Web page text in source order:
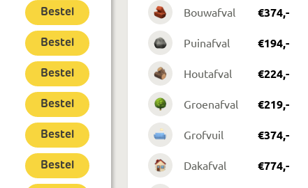
Bestel
Bestel
Bestel
Bestel
Bestel
Bestel
Bouwafval €374,-
Puinafval €194,-
Houtafval €224,-
Groenafval €219,-
Grofvuil €374,-
Dakafval €774,-